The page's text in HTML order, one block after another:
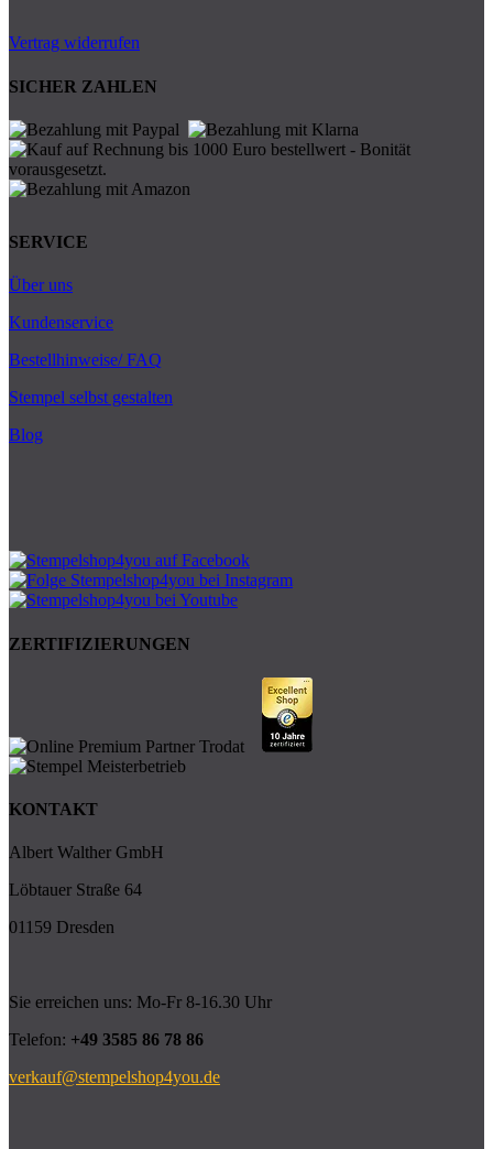
Vertrag widerrufen
SICHER ZAHLEN
SERVICE
Über uns
Kundenservice
Bestellhinweise/ FAQ
Stempel selbst gestalten
Blog
ZERTIFIZIERUNGEN
KONTAKT
Albert Walther GmbH
Löbtauer Straße 64
01159 Dresden
Sie erreichen uns: Mo-Fr 8-16.30 Uhr
Telefon: +49 3585 86 78 86
verkauf@stempelshop4you.de